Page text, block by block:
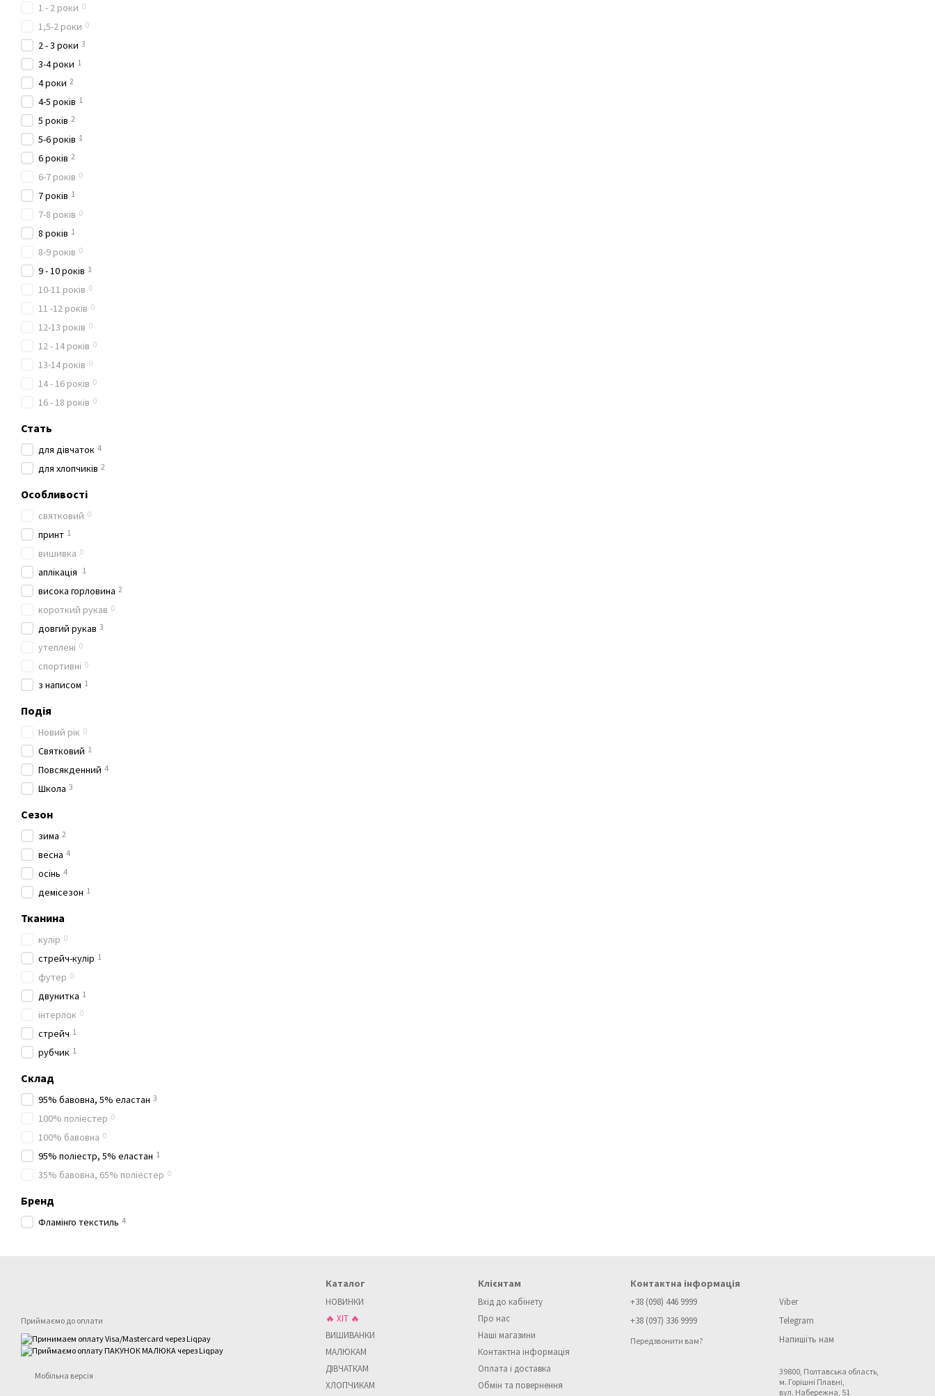
1 - 2 роки 0
1,5-2 роки 0
2 - 3 роки 3
3-4 роки 1
4 роки 2
4-5 років 1
5 років 2
5-6 років 1
6 років 2
6-7 років 0
7 років 1
7-8 років 0
8 років 1
8-9 років 0
9 - 10 років 1
10-11 років 0
11 -12 років 0
12-13 років 0
12 - 14 років 0
13-14 років 0
14 - 16 років 0
16 - 18 років 0
Стать
для дівчаток 4
для хлопчиків 2
Особливості
святковий 0
принт 1
вишивка 0
аплікація 1
висока горловина 2
короткий рукав 0
довгий рукав 3
утеплені 0
спортивні 0
з написом 1
Подія
Новий рік 0
Святковий 1
Повсякденний 4
Школа 3
Сезон
зима 2
весна 4
осінь 4
демісезон 1
Тканина
кулір 0
стрейч-кулір 1
футер 0
двунитка 1
інтерлок 0
стрейч 1
рубчик 1
Склад
95% бавовна, 5% еластан 3
100% поліестер 0
100% бавовна 0
95% поліестр, 5% еластан 1
35% бавовна, 65% поліестер 0
Бренд
Фламінго текстиль 4
Приймаємо до оплати
Мобільна версія
Каталог
НОВИНКИ
🔥 ХІТ 🔥
ВИШИВАНКИ
МАЛЮКАМ
ДІВЧАТКАМ
ХЛОПЧИКАМ
Клієнтам
Вхід до кабінету
Про нас
Наші магазини
Контактна інформація
Оплата і доставка
Обмін та повернення
Контактна інформація
+38 (098) 446 9999
+38 (097) 336 9999
Передзвонити вам?
Viber
Telegram
Напишіть нам
39800, Полтавська область,
м. Горішні Плавні,
вул. Набережна, 51